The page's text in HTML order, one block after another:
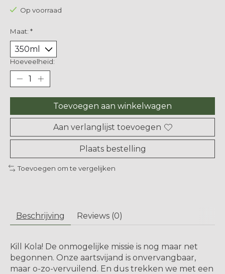
Op voorraad
Maat: *
Hoeveelheid:
Toevoegen aan winkelwagen
Aan verlanglijst toevoegen
Plaats bestelling
Toevoegen om te vergelijken
Beschrijving Reviews (0)
Kill Kola! De onmogelijke missie is nog maar net
begonnen. Onze aartsvijand is onvervangbaar,
maar o-zo-vervuilend. En dus trekken we met een